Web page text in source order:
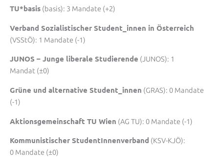
TU*basis (basis): 3 Mandate (+2)
Verband Sozialistischer Student_innen in Österreich
(VSStÖ): 1 Mandate (-1)
JUNOS – Junge liberale Studierende (JUNOS): 1
Mandat (±0)
Grüne und alternative Student_innen (GRAS): 0 Mandate
(-1)
Aktionsgemeinschaft TU Wien (AG TU): 0 Mandate (-1)
Kommunistischer StudentInnenverband (KSV-KJÖ):
0 Mandate (±0)